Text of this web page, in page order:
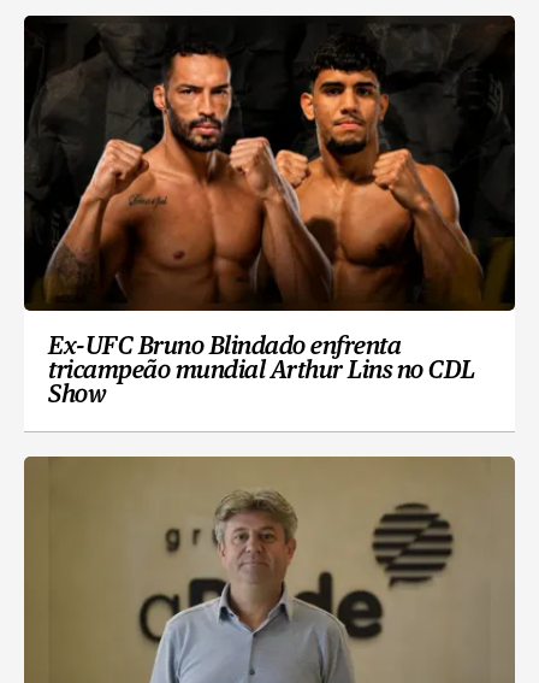
Ex-UFC Bruno Blindado enfrenta
tricampeão mundial Arthur Lins no CDL
Show